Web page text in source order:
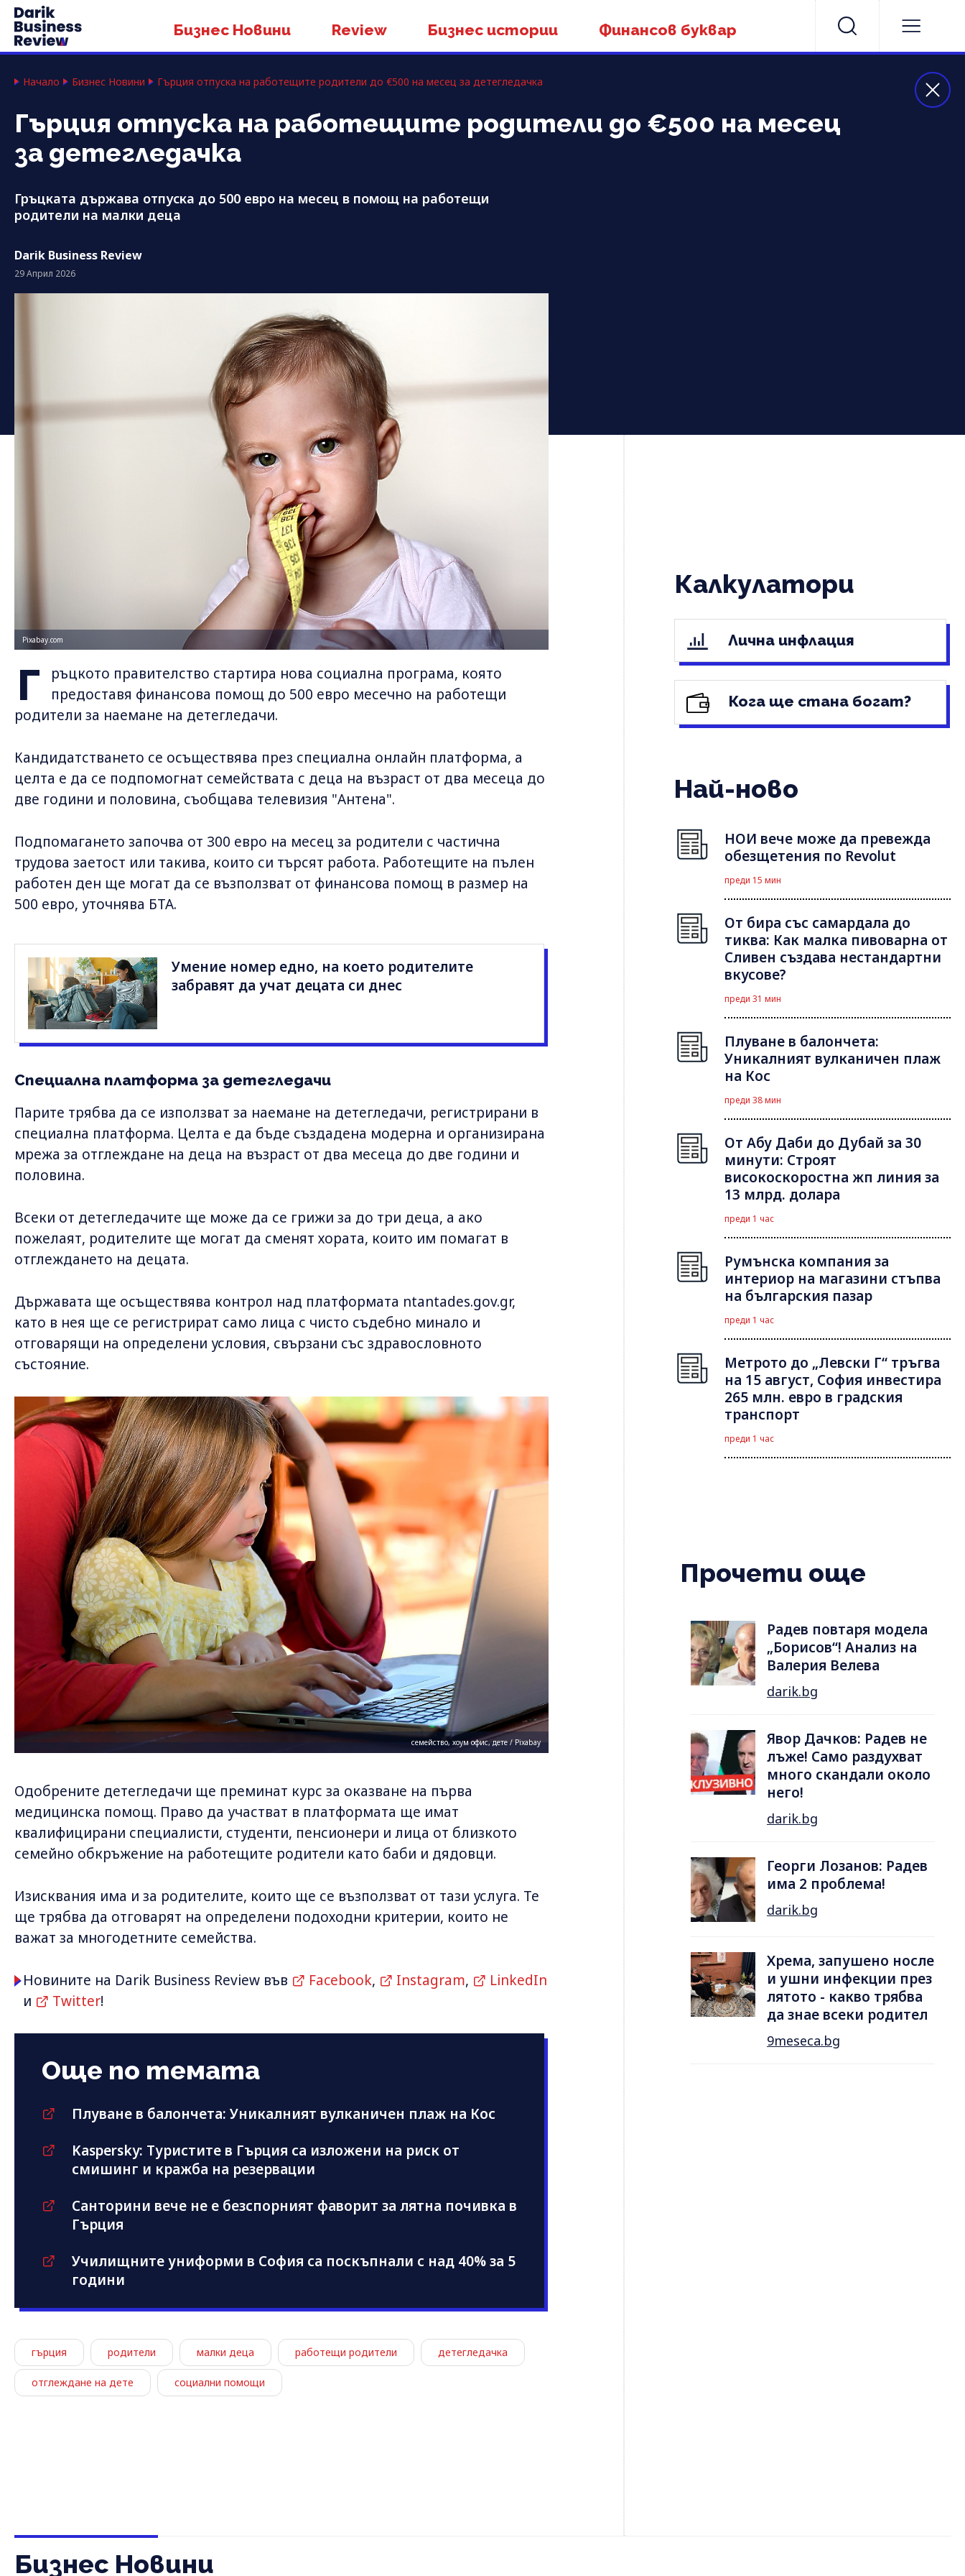
Бизнес Новини Review Бизнес истории Финансов буквар
Начало Бизнес Новини Гърция отпуска на работещите родители до €500 на месец за детегледачка
Гърция отпуска на работещите родители до €500 на месец
за детегледачка
Гръцката държава отпуска до 500 евро на месец в помощ на работещи
родители на малки деца
Darik Business Review
29 Април 2026
Pixabay.com
Г
ръцкото правителство стартира нова социална програма, която
предоставя финансова помощ до 500 евро месечно на работещи
родители за наемане на детегледачи.
Кандидатстването се осъществява през специална онлайн платформа, а
целта е да се подпомогнат семействата с деца на възраст от два месеца до
две години и половина, съобщава телевизия "Антена".
Подпомагането започва от 300 евро на месец за родители с частична
трудова заетост или такива, които си търсят работа. Работещите на пълен
работен ден ще могат да се възползват от финансова помощ в размер на
500 евро, уточнява БТА.
Умение номер едно, на което родителите
забравят да учат децата си днес
Специална платформа за детегледачи
Парите трябва да се използват за наемане на детегледачи, регистрирани в
специална платформа. Целта е да бъде създадена модерна и организирана
мрежа за отглеждане на деца на възраст от два месеца до две години и
половина.
Всеки от детегледачите ще може да се грижи за до три деца, а ако
пожелаят, родителите ще могат да сменят хората, които им помагат в
отглеждането на децата.
Държавата ще осъществява контрол над платформата ntantades.gov.gr,
като в нея ще се регистрират само лица с чисто съдебно минало и
отговарящи на определени условия, свързани със здравословното
състояние.
семейство, хоум офис, дете / Pixabay
Одобрените детегледачи ще преминат курс за оказване на първа
медицинска помощ. Право да участват в платформата ще имат
квалифицирани специалисти, студенти, пенсионери и лица от близкото
семейно обкръжение на работещите родители като баби и дядовци.
Изисквания има и за родителите, които ще се възползват от тази услуга. Те
ще трябва да отговарят на определени подоходни критерии, които не
важат за многодетните семейства.
Новините на Darik Business Review във Facebook, Instagram,
LinkedIn
и
Twitter!
Още по темата
Плуване в балончета: Уникалният вулканичен плаж на Кос
Kaspersky: Туристите в Гърция са изложени на риск от
смишинг и кражба на резервации
Санторини вече не е безспорният фаворит за лятна почивка в
Гърция
Училищните униформи в София са поскъпнали с над 40% за 5
години
гърция родители малки деца работещи родители детегледачка
отглеждане на дете социални помощи
Калкулатори
Лична инфлация
Кога ще стана богат?
Най-ново
НОИ вече може да превежда
обезщетения по Revolut
преди 15 мин
От бира със самардала до
тиква: Как малка пивоварна от
Сливен създава нестандартни
вкусове?
преди 31 мин
Плуване в балончета:
Уникалният вулканичен плаж
на Кос
преди 38 мин
От Абу Даби до Дубай за 30
минути: Строят
високоскоростна жп линия за
13 млрд. долара
преди 1 час
Румънска компания за
интериор на магазини стъпва
на българския пазар
преди 1 час
Метрото до „Левски Г“ тръгва
на 15 август, София инвестира
265 млн. евро в градския
транспорт
преди 1 час
Прочети още
Радев повтаря модела
„Борисов“! Анализ на
Валерия Велева
darik.bg
Явор Дачков: Радев не
лъже! Само раздухват
много скандали около
него!
darik.bg
Георги Лозанов: Радев
има 2 проблема!
darik.bg
Хрема, запушено носле
и ушни инфекции през
лятотo - какво трябва
да знае всеки родител
9meseca.bg
Бизнес Новини